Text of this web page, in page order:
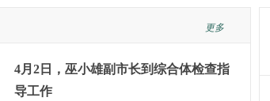
更多
4月2日，巫小雄副市长到综合体检查指
导工作